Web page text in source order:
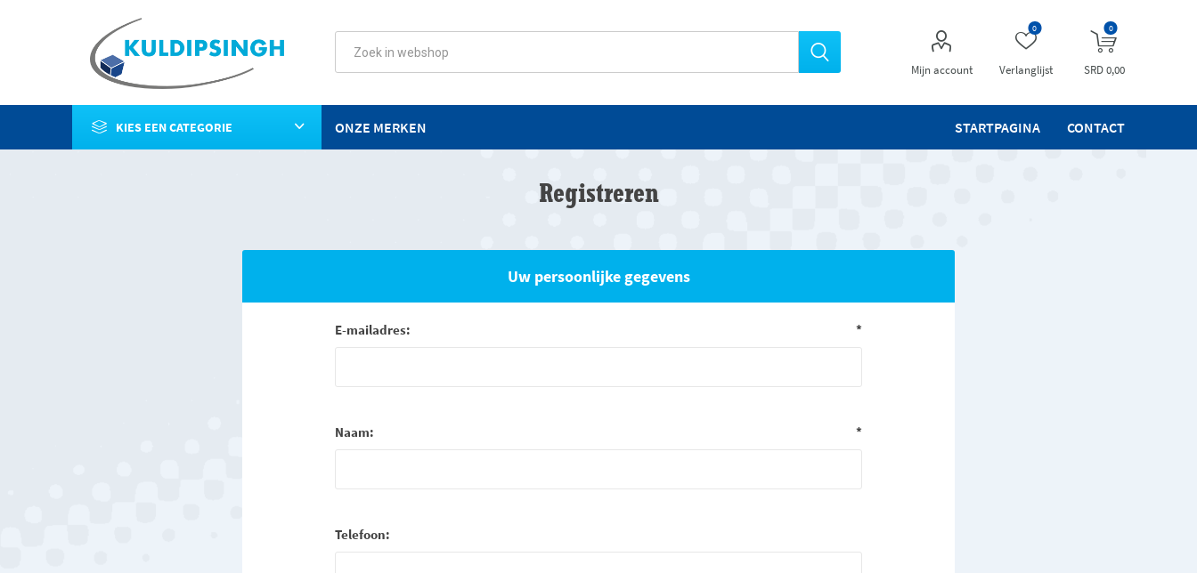
Mijn account Verlanglijst
0 0
SRD 0,00
KIES EEN CATEGORIE STARTPAGINA CONTACT
ONZE MERKEN
Registreren
Uw persoonlijke gegevens
E-mailadres: *
Naam: *
Telefoon: